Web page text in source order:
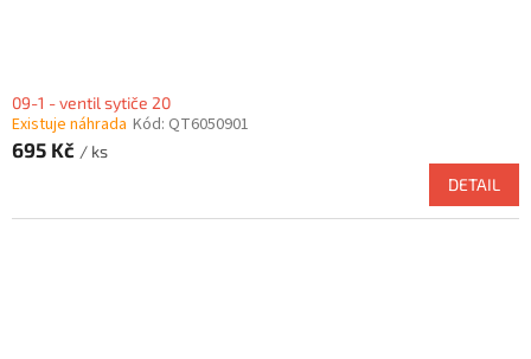
09-1 - ventil sytiče 20
Existuje náhrada Kód: QT6050901
695 Kč / ks
DETAIL